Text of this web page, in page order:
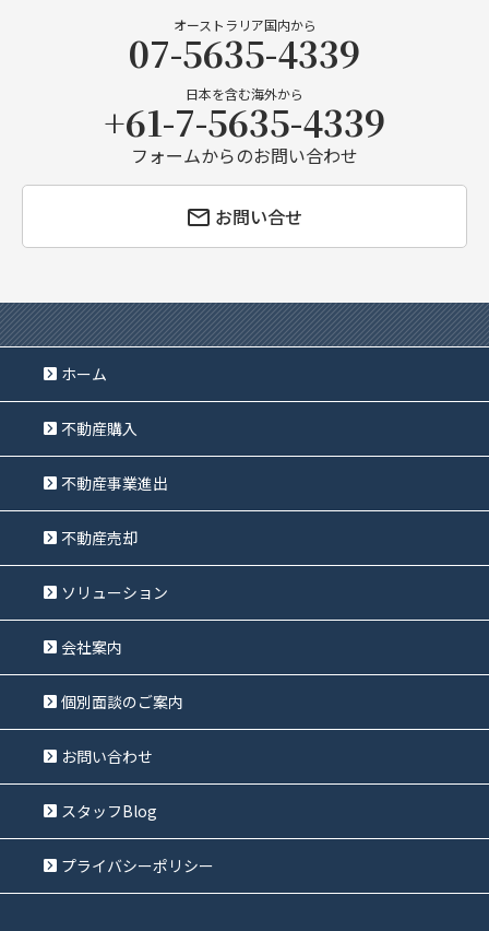
オーストラリア国内から
07-5635-4339
日本を含む海外から
+61-7-5635-4339
フォームからのお問い合わせ
お問い合せ
ホーム
不動産購入
不動産事業進出
不動産売却
ソリューション
会社案内
個別面談のご案内
お問い合わせ
スタッフBlog
プライバシーポリシー